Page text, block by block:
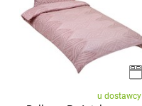
u dostawcy